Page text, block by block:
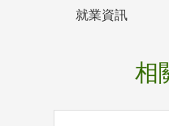
就業資訊
相